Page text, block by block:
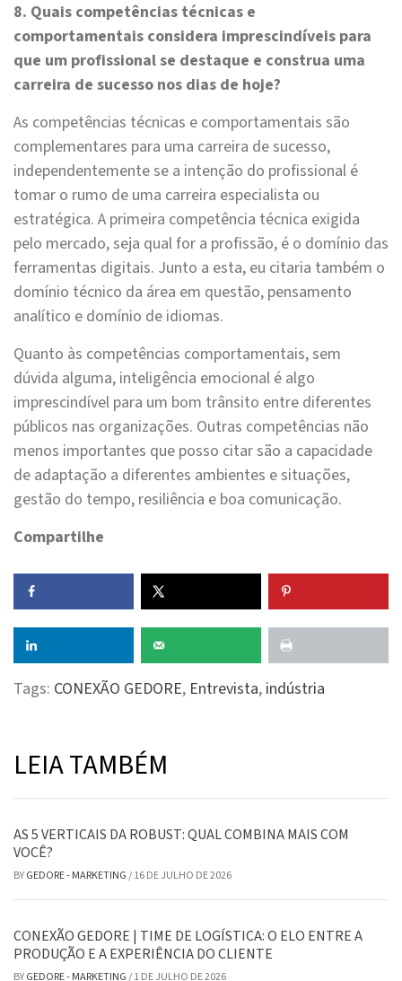
8. Quais competências técnicas e
comportamentais considera imprescindíveis para
que um profissional se destaque e construa uma
carreira de sucesso nos dias de hoje?
As competências técnicas e comportamentais são
complementares para uma carreira de sucesso,
independentemente se a intenção do profissional é
tomar o rumo de uma carreira especialista ou
estratégica. A primeira competência técnica exigida
pelo mercado, seja qual for a profissão, é o domínio das
ferramentas digitais. Junto a esta, eu citaria também o
domínio técnico da área em questão, pensamento
analítico e domínio de idiomas.
Quanto às competências comportamentais, sem
dúvida alguma, inteligência emocional é algo
imprescindível para um bom trânsito entre diferentes
públicos nas organizações. Outras competências não
menos importantes que posso citar são a capacidade
de adaptação a diferentes ambientes e situações,
gestão do tempo, resiliência e boa comunicação.
Compartilhe
Tags: CONEXÃO GEDORE, Entrevista, indústria
LEIA TAMBÉM
AS 5 VERTICAIS DA ROBUST: QUAL COMBINA MAIS COM
VOCÊ?
BYGEDORE - MARKETING/16 DE JULHO DE 2026
CONEXÃO GEDORE | TIME DE LOGÍSTICA: O ELO ENTRE A
PRODUÇÃO E A EXPERIÊNCIA DO CLIENTE
BYGEDORE - MARKETING/1 DE JULHO DE 2026